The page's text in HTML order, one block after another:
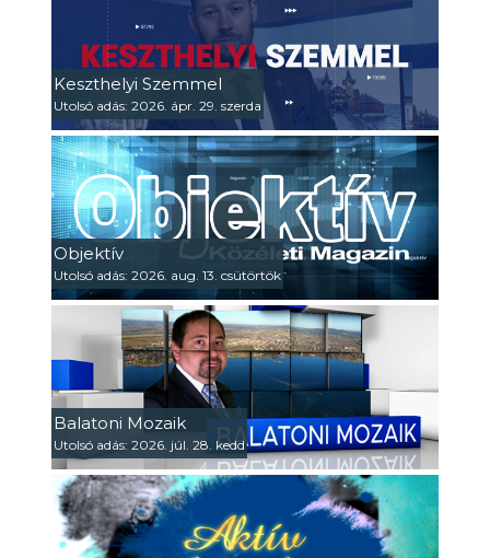
Keszthelyi Szemmel
Utolsó adás: 2026. ápr. 29. szerda
Objektív
Utolsó adás: 2026. aug. 13. csütörtök
Balatoni Mozaik
Utolsó adás: 2026. júl. 28. kedd